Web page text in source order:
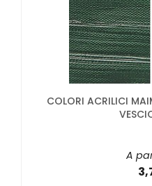
COLORI ACRILICI
A